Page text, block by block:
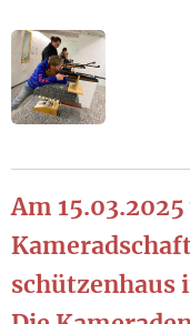
Am
schützenhaus